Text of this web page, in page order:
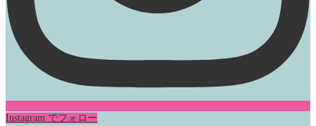
Instagram でフォロー